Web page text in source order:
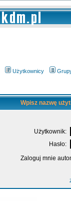
Użytkownicy
Wpisz nazwę
Użytkownik:
Hasło:
Zaloguj mnie